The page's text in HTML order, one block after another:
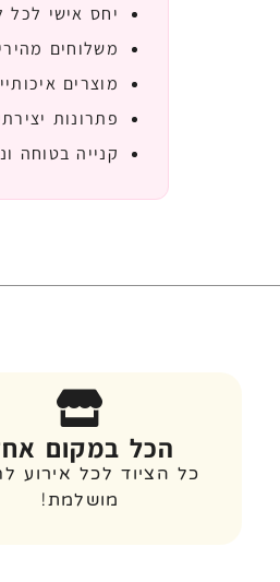
יחס אישי לכל
משלוחים
מוצרים
פתרונות
קנייה בטוחה
הכל במקום
כל הציוד לכל אירוע
מושלמת!